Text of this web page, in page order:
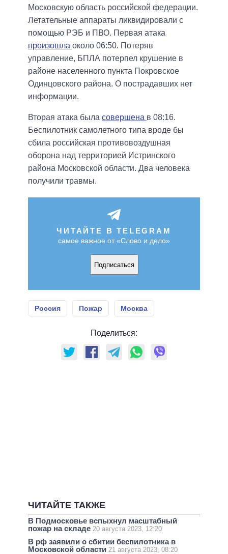
Московскую область российской федерации.
Летательные аппараты ликвидировали с
помощью РЭБ и ПВО. Первая атака
произошла около 06:50. Потеряв
управление, БПЛА потерпел крушение в
районе населенного пункта Покровское
Одинцовского района. О пострадавших нет
информации.
Вторая атака была совершена в 08:16.
Беспилотник самолетного типа вроде бы
сбила российская противовоздушная
оборона над территорией Истринского
района Московской области. Два человека
получили травмы.
ЧИТАЙТЕ В TELEGRAM
самое важное от «Слово и дело»
Подписаться
Россия Пожар Москва
Поделиться:
ЧИТАЙТЕ ТАКЖЕ
В Подмосковье вспыхнул масштабный
пожар на складе 20 августа 2023, 12:20
В рф заявили о сбитии беспилотника в
Московской области 21 августа 2023, 08:20